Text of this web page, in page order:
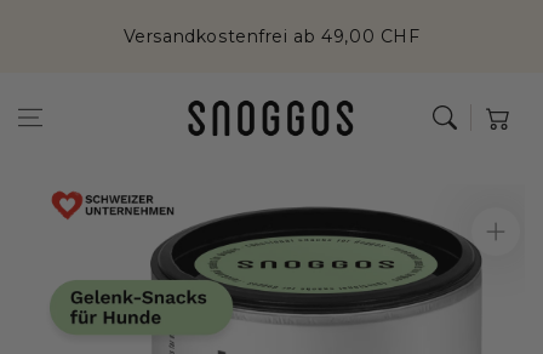
Versandkostenfrei ab 49,00 CHF